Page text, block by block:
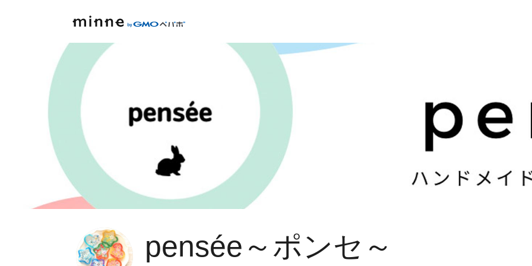
pensée～ポンセ～